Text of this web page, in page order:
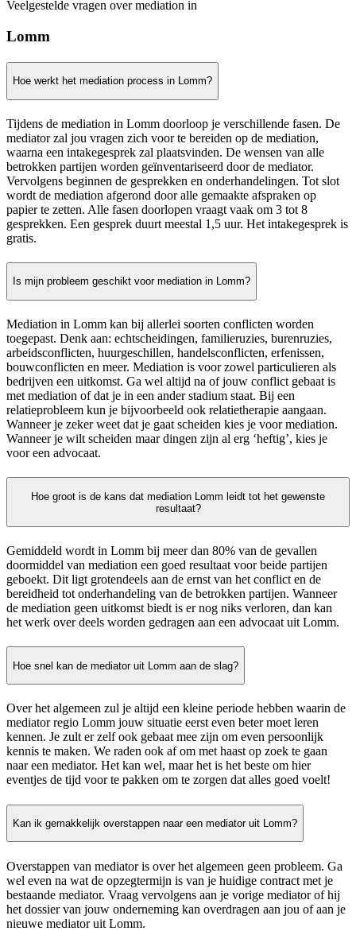
Veelgestelde vragen over mediation in
Lomm
Hoe werkt het mediation process in Lomm?
Tijdens de mediation in Lomm doorloop je verschillende fasen. De
mediator zal jou vragen zich voor te bereiden op de mediation,
waarna een intakegesprek zal plaatsvinden. De wensen van alle
betrokken partijen worden geïnventariseerd door de mediator.
Vervolgens beginnen de gesprekken en onderhandelingen. Tot slot
wordt de mediation afgerond door alle gemaakte afspraken op
papier te zetten. Alle fasen doorlopen vraagt vaak om 3 tot 8
gesprekken. Een gesprek duurt meestal 1,5 uur. Het intakegesprek is
gratis.
Is mijn probleem geschikt voor mediation in Lomm?
Mediation in Lomm kan bij allerlei soorten conflicten worden
toegepast. Denk aan: echtscheidingen, familieruzies, burenruzies,
arbeidsconflicten, huurgeschillen, handelsconflicten, erfenissen,
bouwconflicten en meer. Mediation is voor zowel particulieren als
bedrijven een uitkomst. Ga wel altijd na of jouw conflict gebaat is
met mediation of dat je in een ander stadium staat. Bij een
relatieprobleem kun je bijvoorbeeld ook relatietherapie aangaan.
Wanneer je zeker weet dat je gaat scheiden kies je voor mediation.
Wanneer je wilt scheiden maar dingen zijn al erg ‘heftig’, kies je
voor een advocaat.
Hoe groot is de kans dat mediation Lomm leidt tot het gewenste
resultaat?
Gemiddeld wordt in Lomm bij meer dan 80% van de gevallen
doormiddel van mediation een goed resultaat voor beide partijen
geboekt. Dit ligt grotendeels aan de ernst van het conflict en de
bereidheid tot onderhandeling van de betrokken partijen. Wanneer
de mediation geen uitkomst biedt is er nog niks verloren, dan kan
het werk over deels worden gedragen aan een advocaat uit Lomm.
Hoe snel kan de mediator uit Lomm aan de slag?
Over het algemeen zul je altijd een kleine periode hebben waarin de
mediator regio Lomm jouw situatie eerst even beter moet leren
kennen. Je zult er zelf ook gebaat mee zijn om even persoonlijk
kennis te maken. We raden ook af om met haast op zoek te gaan
naar een mediator. Het kan wel, maar het is het beste om hier
eventjes de tijd voor te pakken om te zorgen dat alles goed voelt!
Kan ik gemakkelijk overstappen naar een mediator uit Lomm?
Overstappen van mediator is over het algemeen geen probleem. Ga
wel even na wat de opzegtermijn is van je huidige contract met je
bestaande mediator. Vraag vervolgens aan je vorige mediator of hij
het dossier van jouw onderneming kan overdragen aan jou of aan je
nieuwe mediator uit Lomm.